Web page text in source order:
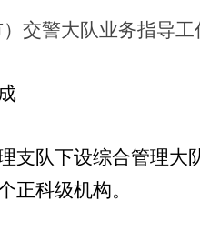
交警大队业务指导工
支队下设综合管理
正科级机构。